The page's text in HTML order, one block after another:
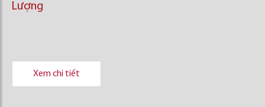
Lượng
Xem chi tiết